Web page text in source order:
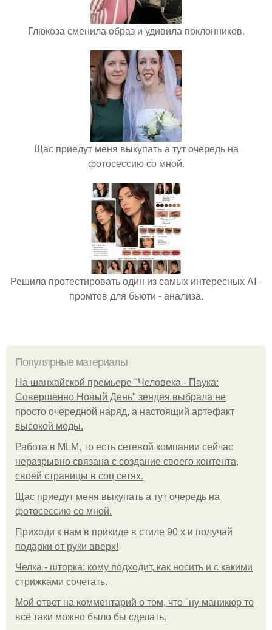
Глюкоза сменила образ и удивила поклонников.
Щас приедут меня выкупать а тут очередь на
фотосессию со мной.
Решила протестировать один из самых интересных AI -
промтов для бьюти - анализа.
Популярные материалы
На шанхайской премьере "Человека - Паука:
Совершенно Новый День" зендея выбрала не
просто очередной наряд, а настоящий артефакт
высокой моды.
Работа в MLM, то есть сетевой компании сейчас
неразрывно связана с создание своего контента,
своей страницы в соц сетях.
Щас приедут меня выкупать а тут очередь на
фотосессию со мной.
Приходи к нам в прикиде в стиле 90 х и получай
подарки от руки вверх!
Челка - шторка: кому подходит, как носить и с какими
стрижками сочетать.
Мой ответ на комментарий о том, что "ну маникюр то
всё таки можно было бы сделать.